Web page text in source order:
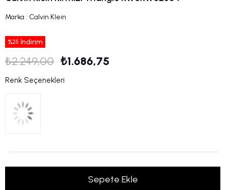
Marka : Calvin Klein
%25 İndirim
₺2.249,00 ₺1.686,75
Renk Seçenekleri